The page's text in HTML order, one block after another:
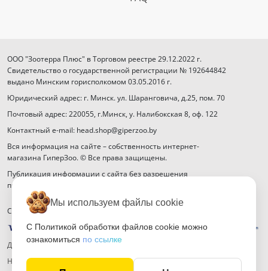
ООО "Зоотерра Плюс" в Торговом реестре 29.12.2022 г.
Свидетельство о государственной регистрации № 192644842
выдано Минским горисполкомом 03.05.2016 г.
Юридический адрес: г. Минск. ул. Шаранговича, д.25, пом. 70
Почтовый адрес: 220055, г.Минск, у. Налибокская 8, оф. 122
Контактный e-mail: head.shop@giperzoo.by
Вся информация на сайте – собственность интернет-
магазина ГиперЗоо. © Все права защищены.
Публикация информации с сайта без разрешения
правообладателя запрещена.
Способы оплаты
Договор публичной оферты
Настройка файлов cookie
Мы используем файлы cookie
С Политикой обработки файлов cookie можно
ознакомиться по ссылке